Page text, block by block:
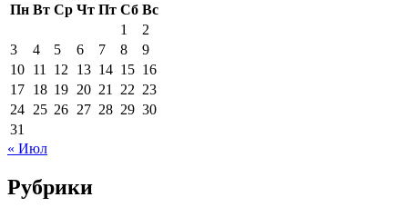
Пн Вт Ср Чт Пт Сб Вс
1
2
3
4 5 6 7 8
9
10 11 12 13 14 15 16
17 18 19 20 21 22 23
24 25 26 27 28 29 30
31
« Июл
Рубрики